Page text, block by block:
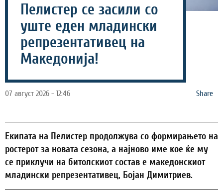
Пелистер се засили со
уште еден младински
репрезентативец на
Македонија!
07 август 2026 - 12:46 Share
Екипата на Пелистер продолжува со формирањето на
ростерот за новата сезона, а најново име кое ќе му
се приклучи на битолскиот состав е македонскиот
младински репрезентативец, Бојан Димитриев.